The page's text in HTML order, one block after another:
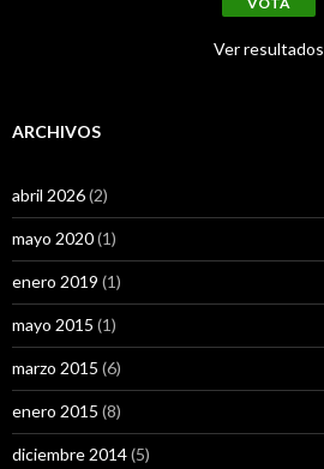
Ver resultados
ARCHIVOS
abril 2026(2)
mayo 2020(1)
enero 2019 (1)
mayo 2015 (1)
marzo 2015 (6)
enero 2015 (8)
diciembre 2014(5)